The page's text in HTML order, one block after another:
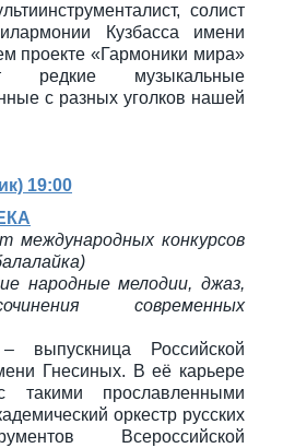
солист
Кузбасса имени
проекте «Гармоники мира»
редкие музыкальные
с разных уголков нашей
19:00
международных конкурсов
народные мелодии, джаз,
современных
выпускница Российской
Гнесиных. В её карьере
прославленными
оркестр русских
Всероссийской